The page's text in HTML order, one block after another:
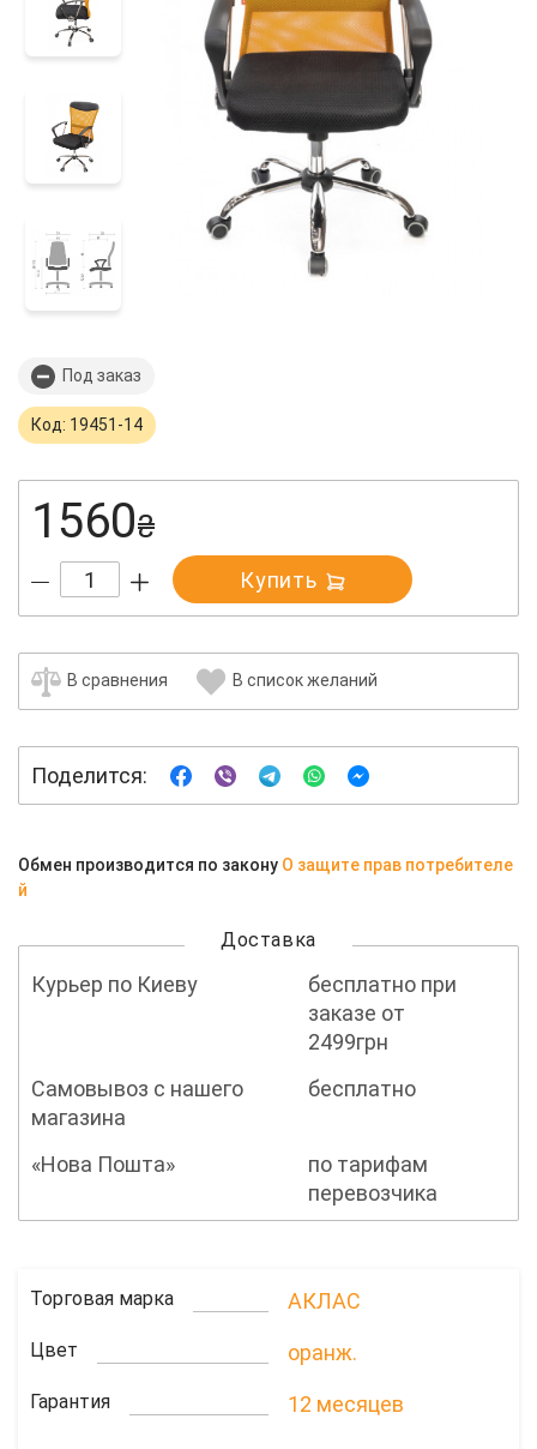
Под заказ
Код: 19451-14
1560₴
Купить
В сравнения В список желаний
Поделится:
Обмен производится по закону О защите прав потребителе
й
Доставка
Курьер по Киеву
бесплатно при
заказе от
2499грн
Самовывоз с нашего
магазина
бесплатно
«Нова Пошта»
по тарифам
перевозчика
Торговая марка АКЛАС
Цвет оранж.
Гарантия 12 месяцев